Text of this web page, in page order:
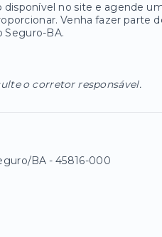
no site e agende
Venha fazer parte
Seguro-BA.
o corretor responsável.
BA - 45816-000